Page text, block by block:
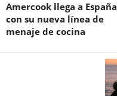
Amercook llega a España
con su nueva línea de
menaje de cocina